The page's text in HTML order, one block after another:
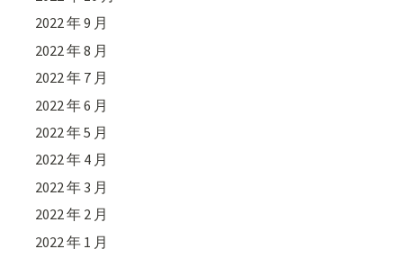
2022 年 9 月
2022 年 8 月
2022 年 7 月
2022 年 6 月
2022 年 5 月
2022 年 4 月
2022 年 3 月
2022 年 2 月
2022 年 1 月